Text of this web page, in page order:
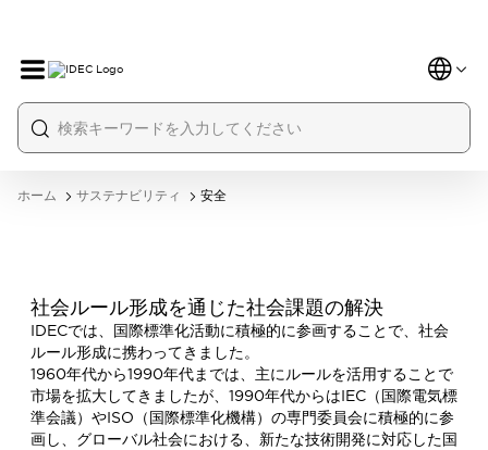
ホーム サステナビリティ 安全
社会ルール形成を通じた社会課題の解決
IDECでは、国際標準化活動に積極的に参画することで、社会
ルール形成に携わってきました。
1960年代から1990年代までは、主にルールを活用することで
市場を拡大してきましたが、1990年代からはIEC（国際電気標
準会議）やISO（国際標準化機構）の専門委員会に積極的に参
画し、グローバル社会における、新たな技術開発に対応した国